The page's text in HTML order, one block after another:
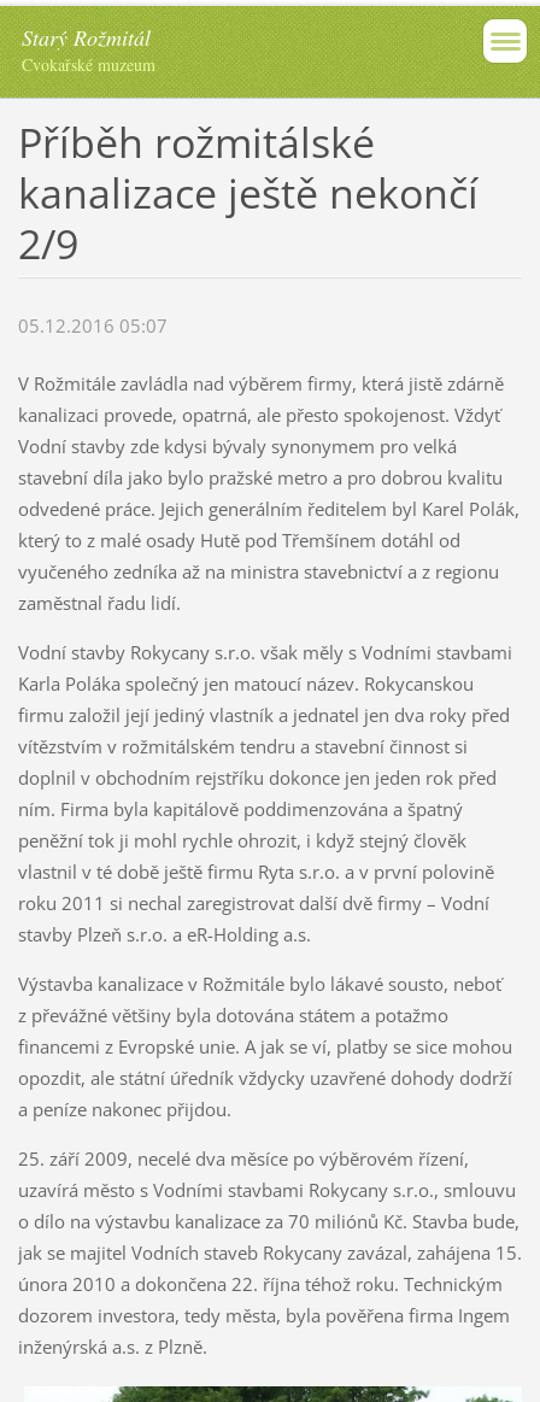
Starý Rožmitál
Cvokařské muzeum
Příběh rožmitálské
kanalizace ještě nekončí
2/9
05.12.2016 05:07
V Rožmitále zavládla nad výběrem firmy, která jistě zdárně
kanalizaci provede, opatrná, ale přesto spokojenost. Vždyť
Vodní stavby zde kdysi bývaly synonymem pro velká
stavební díla jako bylo pražské metro a pro dobrou kvalitu
odvedené práce. Jejich generálním ředitelem byl Karel Polák,
který to z malé osady Hutě pod Třemšínem dotáhl od
vyučeného zedníka až na ministra stavebnictví a z regionu
zaměstnal řadu lidí.
Vodní stavby Rokycany s.r.o. však měly s Vodními stavbami
Karla Poláka společný jen matoucí název. Rokycanskou
firmu založil její jediný vlastník a jednatel jen dva roky před
vítězstvím v rožmitálském tendru a stavební činnost si
doplnil v obchodním rejstříku dokonce jen jeden rok před
ním. Firma byla kapitálově poddimenzována a špatný
peněžní tok ji mohl rychle ohrozit, i když stejný člověk
vlastnil v té době ještě firmu Ryta s.r.o. a v první polovině
roku 2011 si nechal zaregistrovat další dvě firmy – Vodní
stavby Plzeň s.r.o. a eR-Holding a.s.
Výstavba kanalizace v Rožmitále bylo lákavé sousto, neboť
z převážné většiny byla dotována státem a potažmo
financemi z Evropské unie. A jak se ví, platby se sice mohou
opozdit, ale státní úředník vždycky uzavřené dohody dodrží
a peníze nakonec přijdou.
25. září 2009, necelé dva měsíce po výběrovém řízení,
uzavírá město s Vodními stavbami Rokycany s.r.o., smlouvu
o dílo na výstavbu kanalizace za 70 miliónů Kč. Stavba bude,
jak se majitel Vodních staveb Rokycany zavázal, zahájena 15.
února 2010 a dokončena 22. října téhož roku. Technickým
dozorem investora, tedy města, byla pověřena firma Ingem
inženýrská a.s. z Plzně.